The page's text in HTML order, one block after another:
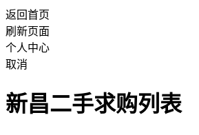
返回首页
刷新页面
个人中心
取消
新昌二手求购列表